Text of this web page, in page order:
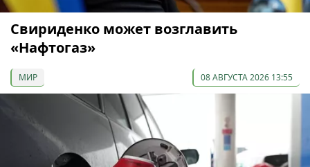
Свириденко может возглавить
«Нафтогаз»
МИР 08 АВГУСТА 2026 13:55